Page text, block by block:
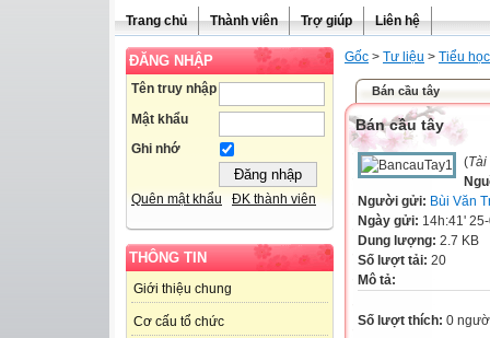
Trang chủ Thành viên Trợ giúp Liên hệ
ĐĂNG NHẬP
Tên truy nhập
Mật khẩu
Ghi nhớ
Quên mật khẩu ĐK thành viên
THÔNG TIN
Giới thiệu chung
Cơ cấu tổ chức
Gốc > Tư liệu > Tiểu học
Bán cầu tây
Bán cầu tây
(
Người gửi: Bùi Văn
Ngày gửi: 14h:41'
Dung lượng: 2.7 KB
Số lượt tải: 20
Mô tả:
Số lượt thích: 0